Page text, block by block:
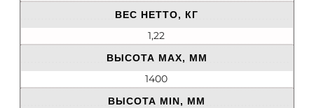
ВЕС НЕТТО, КГ
1,22
ВЫСОТА MAX, ММ
1400
ВЫСОТА MIN, ММ